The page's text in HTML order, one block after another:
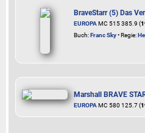
BraveStarr (5) Das
EUROPAMC 515 385.9 (
Buch:Franc Sky• Regie:
Marshall BRAVE
EUROPAMC 580 125.7 (